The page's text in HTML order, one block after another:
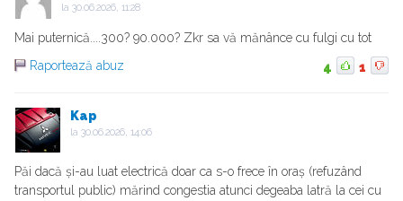
la 30.06.2026, 11:28
Mai puternică....300? 90.000? Zkr sa vă mănânce cu fulgi cu tot
Raportează abuz
4 1
Kap
la 30.06.2026, 14:06
Păi dacă și-au luat electrică doar ca s-o frece în oraș (refuzând
transportul public) mărind congestia atunci degeaba latră la cei cu